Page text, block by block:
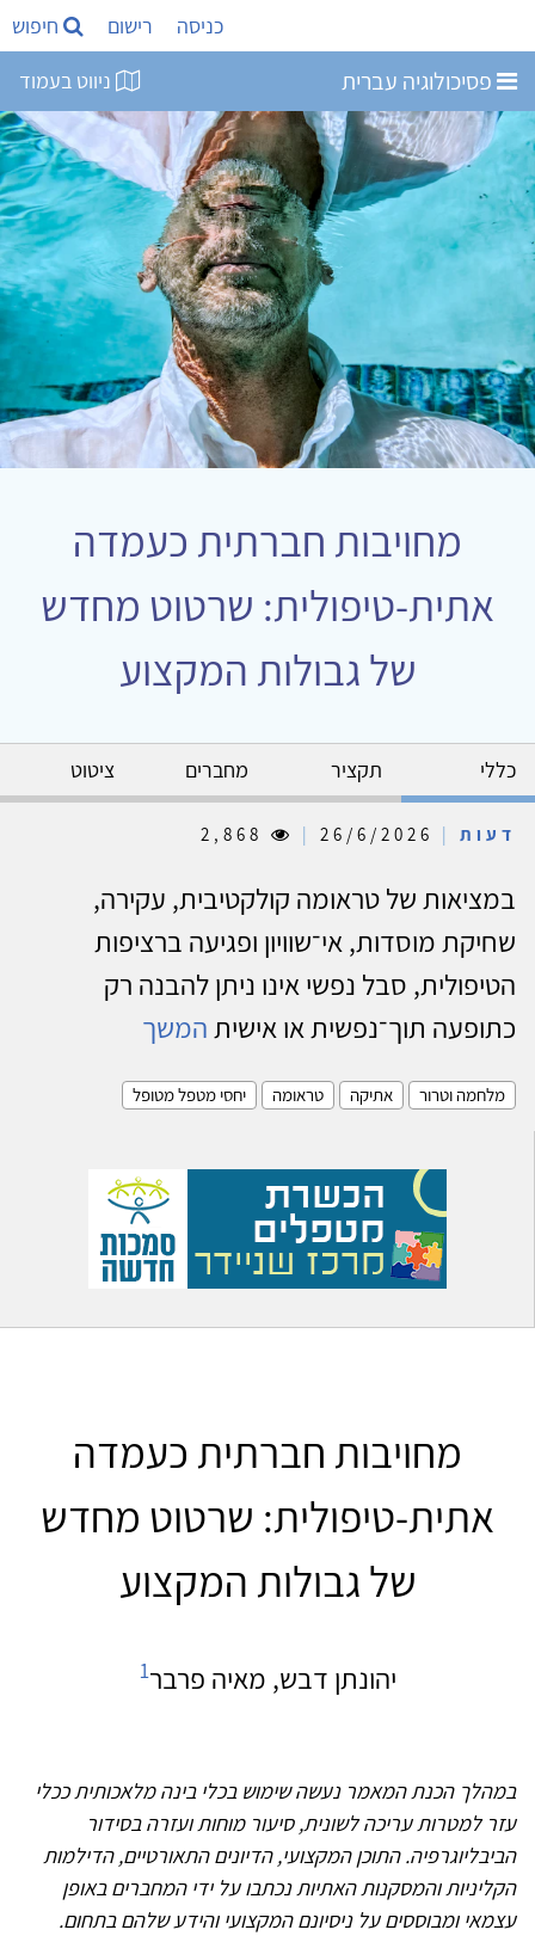
כניסה רישום חיפוש
פסיכולוגיה עברית ניווט בעמוד
מחויבות חברתית כעמדה
אתית-טיפולית: שרטוט מחדש
של גבולות המקצוע
כללי תקציר מחברים ציטוט
דעות |
|
במציאות של טראומה קולקטיבית, עקירה,
שחיקת מוסדות, אי־שוויון ופגיעה ברציפות
הטיפולית, סבל נפשי אינו ניתן להבנה רק
כתופעה תוך־נפשית או אישיתהמשך
מלחמה וטרור אתיקה טראומה יחסי מטפל מטופל
מחויבות חברתית כעמדה
אתית-טיפולית: שרטוט מחדש
של גבולות המקצוע
יהונתן דבש, מאיה פרבר1
במהלך הכנת המאמר נעשה שימוש בכלי בינה מלאכותית ככלי
עזר למטרות עריכה לשונית, סיעור מוחות ועזרה בסידור
הביבליוגרפיה. התוכן המקצועי, הדיונים התאורטיים, הדילמות
הקליניות והמסקנות האתיות נכתבו על ידי המחברים באופן
עצמאי ומבוססים על ניסיונם המקצועי והידע שלהם בתחום.